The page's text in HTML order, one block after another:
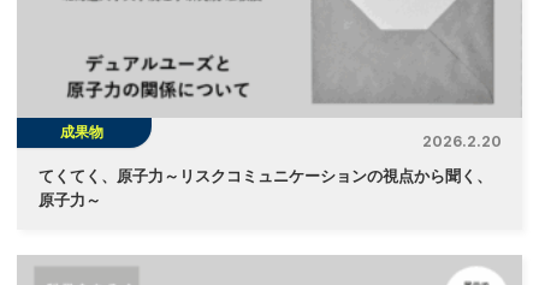
成果物
2026.2.20
てくてく、原子力～リスクコミュニケーションの視点から聞く、
原子力～